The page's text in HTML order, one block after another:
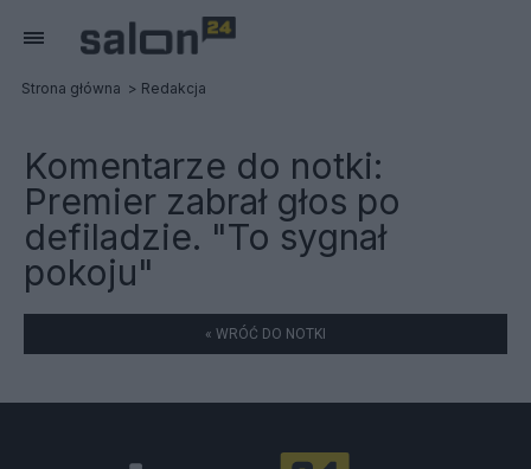
Strona główna Redakcja
Komentarze do notki:
Premier zabrał głos po
defiladzie. "To sygnał
pokoju"
« WRÓĆ DO NOTKI